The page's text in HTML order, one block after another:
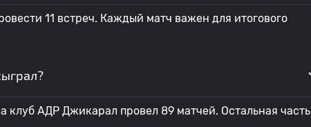
11 встреч. Каждый матч важен для итогового
клуб АДР Джикарал провел 89 матчей. Остальная часть